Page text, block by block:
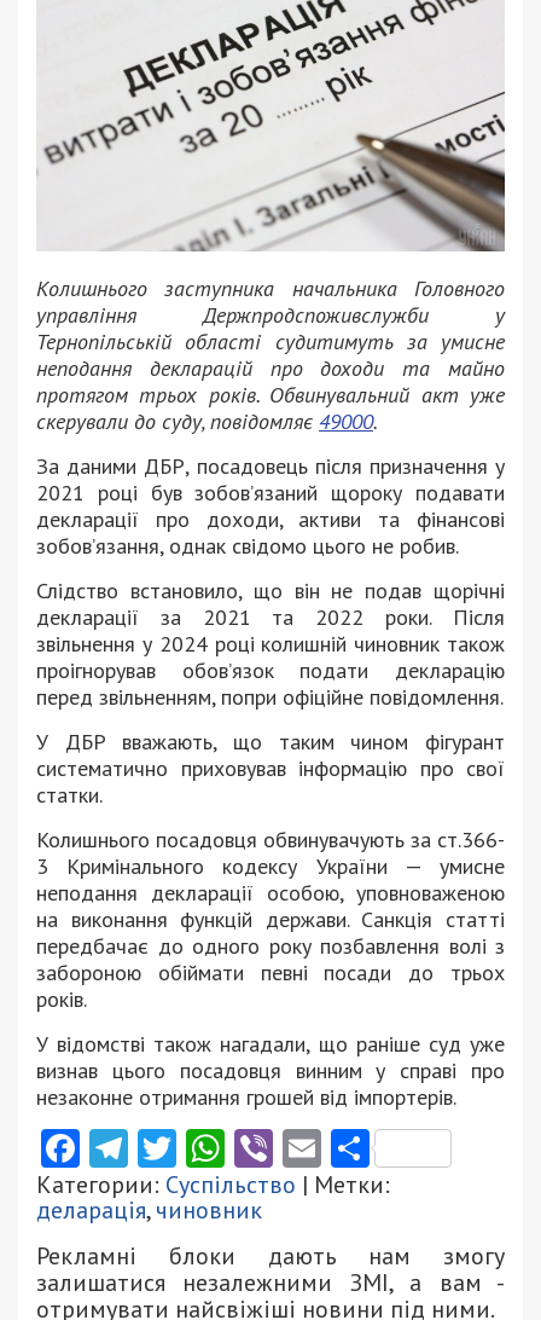
Колишнього заступника начальника Головного
управління Держпродспоживслужби у
Тернопільській області судитимуть за умисне
неподання декларацій про доходи та майно
протягом трьох років. Обвинувальний акт уже
скерували до суду, повідомляє 49000.
За даними ДБР, посадовець після призначення у
2021 році був зобов’язаний щороку подавати
декларації про доходи, активи та фінансові
зобов’язання, однак свідомо цього не робив.
Слідство встановило, що він не подав щорічні
декларації за 2021 та 2022 роки. Після
звільнення у 2024 році колишній чиновник також
проігнорував обов’язок подати декларацію
перед звільненням, попри офіційне повідомлення.
У ДБР вважають, що таким чином фігурант
систематично приховував інформацію про свої
статки.
Колишнього посадовця обвинувачують за ст.366-
3 Кримінального кодексу України — умисне
неподання декларації особою, уповноваженою
на виконання функцій держави. Санкція статті
передбачає до одного року позбавлення волі з
забороною обіймати певні посади до трьох
років.
У відомстві також нагадали, що раніше суд уже
визнав цього посадовця винним у справі про
незаконне отримання грошей від імпортерів.
Facebook
Telegram
Twitter
WhatsApp
ViberEmail
Категории: Суспільство | Метки:
деларація,чиновник
Рекламні блоки дають нам змогу
залишатися незалежними ЗМІ, а вам -
отримувати найсвіжіші новини під ними.